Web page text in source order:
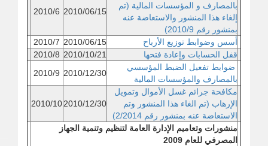
بالمصارف و المؤسسات المالية (تم
إلغاء هذا المنشور والاستعاضة عنه
بمنشور رقم 2010/9
)
2010/06/15
2010/6
أسس وضوابط توزيع الأرباح 2010/06/15
2010/7
قفل الحسابات وإعادة فتحها
2010/10/21
2010/8
ضوابط تفعيل الضبط المؤسسي
بالمصارف والمؤسسات المالية
2010/12/30
2010/9
مكافحة جرائم غسل الأموال وتمويل
الإرهاب (تم الغاء هذا المنشور وتم
الاستعاضة عنه بمنشور رقم 2/2014 )
2010/12/30
2010/10
منشورات وتعاميم الإدارة العامة لتنظيم وتنمية الجهاز
المصرفي للعام 2009